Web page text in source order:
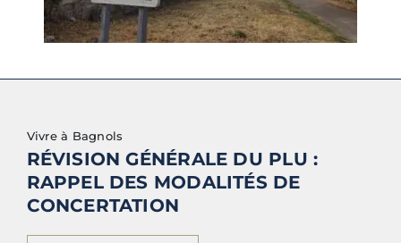
RÉVISION GÉNÉRALE DU PLU :
RAPPEL DES MODALITÉS DE
CONCERTATION
Vivre à Bagnols